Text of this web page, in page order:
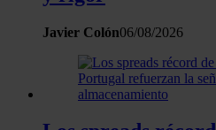
Javier Colón06/08/2026